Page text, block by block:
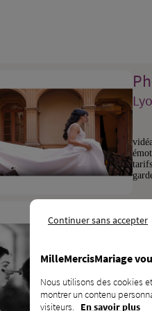
et
Continuer sans accepter
MilleMercisMariage
Nous utilisons des cookies
montrer un contenu
visiteurs. En savoir plus